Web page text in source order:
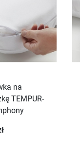
na
TEMPUR-